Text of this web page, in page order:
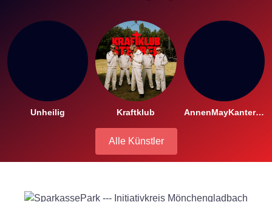
Unheilig Kraftklub AnnenMayKantereit
Alle Künstler